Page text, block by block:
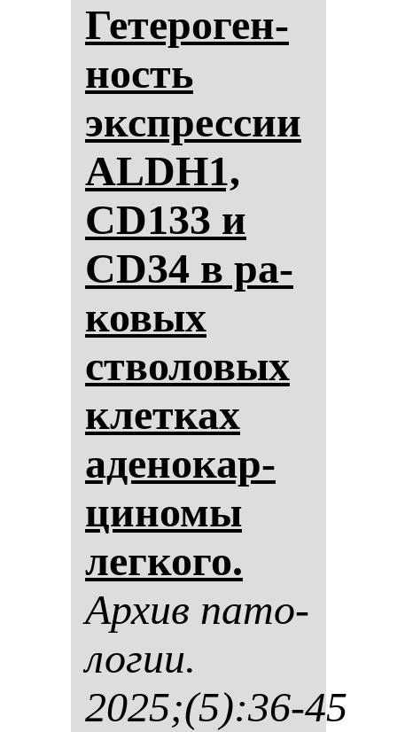
Ге­те­ро­ген­
ность
экспрес­сии
ALDH1,
CD133 и
CD34 в ра­
ко­вых
ство­ло­вых
клет­ках
аде­но­кар­
ци­но­мы
лег­ко­го.
Ар­хив па­то­
ло­гии.
2025;(5):36-45